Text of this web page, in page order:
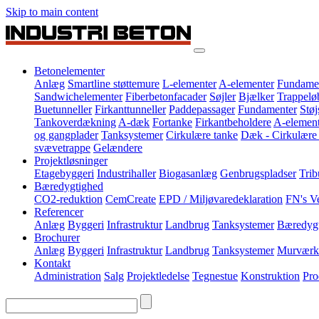
Skip to main content
Betonelementer
Anlæg Smartline støttemure L-elementer A-elementer
Sandwichelementer Fiberbetonfacader Søjler Bjælker
Buetunneller Firkanttunneller Paddepassager Fundamenter
Tankoverdækning A-dæk Fortanke Firkantbeholdere A-
og gangplader Tanksystemer Cirkulære tanke Dæk - Cirkulære
svævetrappe Gelændere
Projektløsninger
Etagebyggeri Industrihaller Biogasanlæg Genbrugspladser
Bæredygtighed
CO2-reduktion CemCreate EPD / Miljøvaredeklaration FN's
Referencer
Anlæg Byggeri Infrastruktur Landbrug Tanksystemer
Brochurer
Anlæg Byggeri Infrastruktur Landbrug Tanksystemer Murværk
Kontakt
Administration Salg Projektledelse Tegnestue Konstruktion